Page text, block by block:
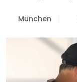
München